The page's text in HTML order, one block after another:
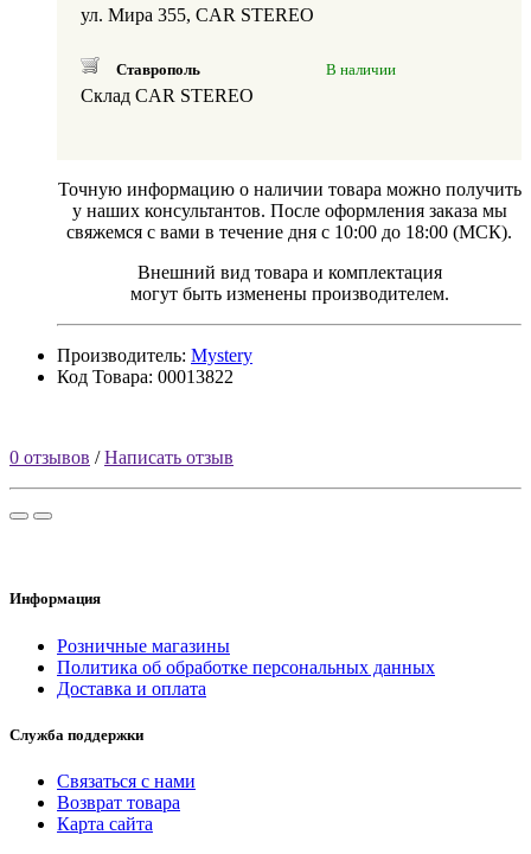
ул. Мира 355, CAR STEREO
Ставрополь В наличии
Склад CAR STEREO
Точную информацию о наличии товара можно получить
у наших консультантов. После оформления заказа мы
свяжемся с вами в течение дня с 10:00 до 18:00 (МСК).
Внешний вид товара и комплектация
могут быть изменены производителем.
Производитель: Mystery
Код Товара: 00013822
0 отзывов /Написать отзыв
Информация
Розничные магазины
Политика об обработке персональных данных
Доставка и оплата
Служба поддержки
Связаться с нами
Возврат товара
Карта сайта